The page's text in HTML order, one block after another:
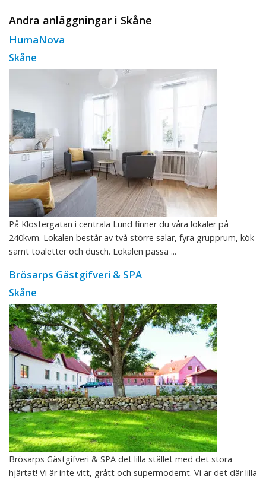
Andra anläggningar i Skåne
HumaNova
Skåne
På Klostergatan i centrala Lund finner du våra lokaler på
240kvm. Lokalen består av två större salar, fyra grupprum, kök
samt toaletter och dusch. Lokalen passa ...
Brösarps Gästgifveri & SPA
Skåne
Brösarps Gästgifveri & SPA det lilla stället med det stora
hjärtat! Vi är inte vitt, grått och supermodernt. Vi är det där lilla